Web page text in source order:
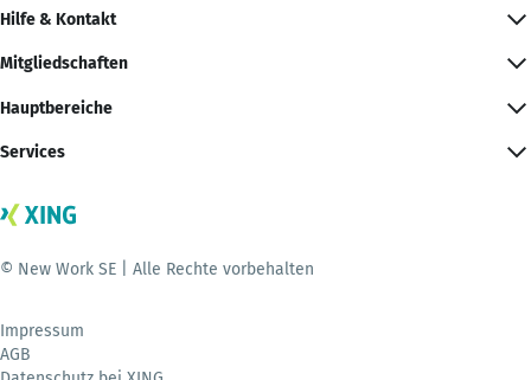
Hilfe & Kontakt
Mitgliedschaften
Hauptbereiche
Services
© New Work SE | Alle Rechte vorbehalten
Impressum
AGB